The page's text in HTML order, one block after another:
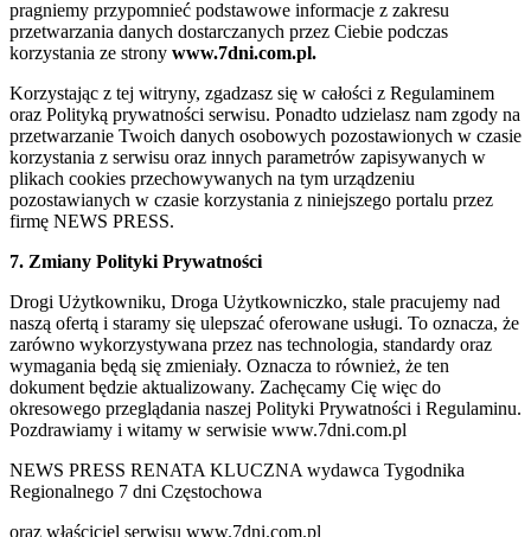
pragniemy przypomnieć podstawowe informacje z zakresu
przetwarzania danych dostarczanych przez Ciebie podczas
korzystania ze strony www.7dni.com.pl.
Korzystając z tej witryny, zgadzasz się w całości z Regulaminem
oraz Polityką prywatności serwisu. Ponadto udzielasz nam zgody na
przetwarzanie Twoich danych osobowych pozostawionych w czasie
korzystania z serwisu oraz innych parametrów zapisywanych w
plikach cookies przechowywanych na tym urządzeniu
pozostawianych w czasie korzystania z niniejszego portalu przez
firmę NEWS PRESS.
7. Zmiany Polityki Prywatności
Drogi Użytkowniku, Droga Użytkowniczko, stale pracujemy nad
naszą ofertą i staramy się ulepszać oferowane usługi. To oznacza, że
zarówno wykorzystywana przez nas technologia, standardy oraz
wymagania będą się zmieniały. Oznacza to również, że ten
dokument będzie aktualizowany. Zachęcamy Cię więc do
okresowego przeglądania naszej Polityki Prywatności i Regulaminu.
Pozdrawiamy i witamy w serwisie www.7dni.com.pl
NEWS PRESS RENATA KLUCZNA wydawca Tygodnika
Regionalnego 7 dni Częstochowa
oraz właściciel serwisu www.7dni.com.pl